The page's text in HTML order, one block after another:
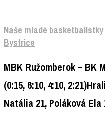
Naše mladé
Bystrice
MBK Ružomberok – BK
(0:15, 6:10, 4:10,
Natália 21, Poláková